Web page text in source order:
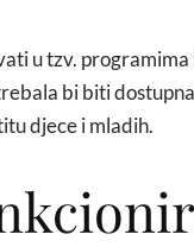
u tzv.
bi biti
djece i mladih.